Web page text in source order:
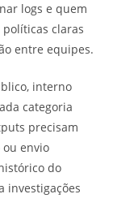
logs e quem
claras
entre equipes.
interno
categoria
precisam
envio
do
investigações